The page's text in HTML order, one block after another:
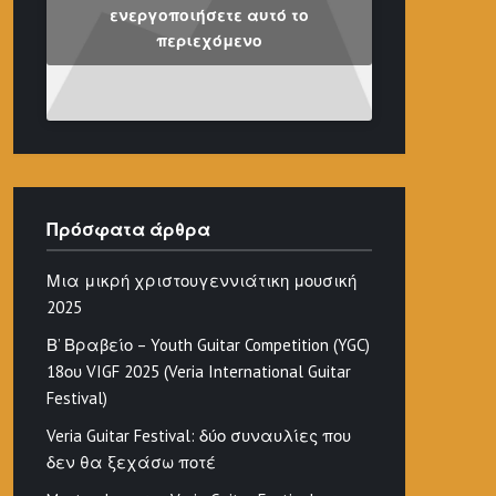
ενεργοποιήσετε αυτό το
περιεχόμενο
Πρόσφατα άρθρα
Μια μικρή χριστουγεννιάτικη μουσική
2025
Β’ Βραβείο – Youth Guitar Competition (YGC)
18ου VIGF 2025 (Veria International Guitar
Festival)
Veria Guitar Festival: δύο συναυλίες που
δεν θα ξεχάσω ποτέ